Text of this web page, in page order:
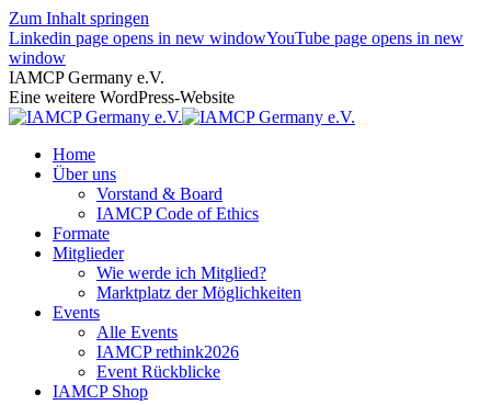
Zum Inhalt springen
Linkedin page opens in new windowYouTube page opens in new
window
IAMCP Germany e.V.
Eine weitere WordPress-Website
Home
Über uns
Vorstand & Board
IAMCP Code of Ethics
Formate
Mitglieder
Wie werde ich Mitglied?
Marktplatz der Möglichkeiten
Events
Alle Events
IAMCP rethink2026
Event Rückblicke
IAMCP Shop